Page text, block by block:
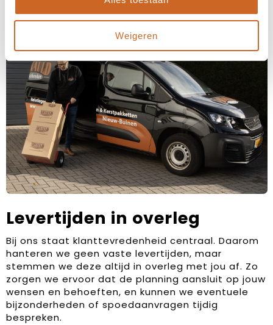
Weigeren
Levertijden in overleg
Bij ons staat klanttevredenheid centraal. Daarom
hanteren we geen vaste levertijden, maar
stemmen we deze altijd in overleg met jou af. Zo
zorgen we ervoor dat de planning aansluit op jouw
wensen en behoeften, en kunnen we eventuele
bijzonderheden of spoedaanvragen tijdig
bespreken.